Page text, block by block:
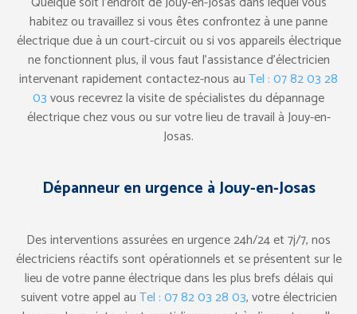
habitez ou travaillez si vous êtes confrontez à une panne
électrique due à un court-circuit ou si vos appareils électrique
ne fonctionnent plus, il vous faut l’assistance d’électricien
intervenant rapidement contactez-nous auTel : 07 82 03 28
03vous recevrez la visite de spécialistes du dépannage
électrique chez vous ou sur votre lieu de travail à Jouy-en-
Josas.
Dépanneur en urgence à Jouy-en-Josas
Des interventions assurées en urgence 24h/24 et 7j/7, nos
électriciens réactifs sont opérationnels et se présentent sur le
lieu de votre panne électrique dans les plus brefs délais qui
suivent votre appel auTel : 07 82 03 28 03, votre électricien